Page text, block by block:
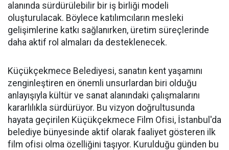
alanında sürdürülebilir bir iş birliği modeli
oluşturulacak. Böylece katılımcıların mesleki
gelişimlerine katkı sağlanırken, üretim süreçlerinde
daha aktif rol almaları da desteklenecek.
Küçükçekmece Belediyesi, sanatın kent yaşamını
zenginleştiren en önemli unsurlardan biri olduğu
anlayışıyla kültür ve sanat alanındaki çalışmalarını
kararlılıkla sürdürüyor. Bu vizyon doğrultusunda
hayata geçirilen Küçükçekmece Film Ofisi, İstanbul'da
belediye bünyesinde aktif olarak faaliyet gösteren ilk
film ofisi olma özelliğini taşıyor. Kurulduğu günden bu